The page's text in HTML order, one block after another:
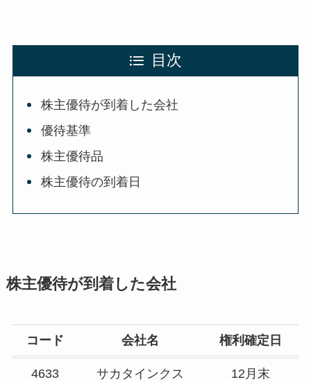
目次
株主優待が到着した会社
優待基準
株主優待品
株主優待の到着日
株主優待が到着した会社
コード 会社名 権利確定日
4633 サカタインクス 12月末